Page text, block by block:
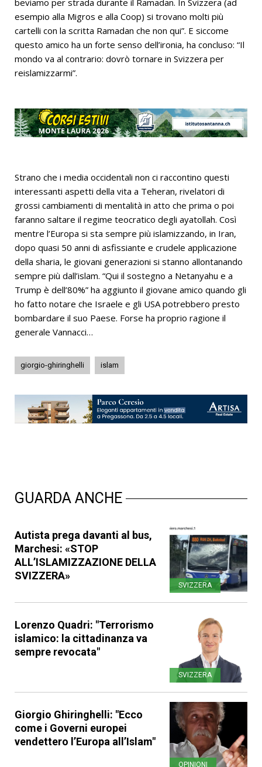
esempio alla Migros e alla Coop) si trovano molti più
cartelli con la scritta Ramadan che non qui”. E siccome
questo amico ha un forte senso dell’ironia, ha concluso: “Il
mondo va al contrario: dovrò tornare in Svizzera per
reislamizzarmi”.
Strano che i media occidentali non ci raccontino questi
interessanti aspetti della vita a Teheran, rivelatori di
grossi cambiamenti di mentalità in atto che prima o poi
faranno saltare il regime teocratico degli ayatollah. Così
mentre l’Europa si sta sempre più islamizzando, in Iran,
dopo quasi 50 anni di asfissiante e crudele applicazione
della sharia, le giovani generazioni si stanno allontanando
sempre più dall’islam. “Qui il sostegno a Netanyahu e a
Trump è dell’80%” ha aggiunto il giovane amico quando gli
ho fatto notare che Israele e gli USA potrebbero presto
bombardare il suo Paese. Forse ha proprio ragione il
generale Vannacci…
giorgio-ghiringhelli islam
GUARDA ANCHE
Autista prega davanti al bus,
Marchesi: «STOP
ALL’ISLAMIZZAZIONE DELLA
SVIZZERA»
SVIZZERA
Lorenzo Quadri: "Terrorismo
islamico: la cittadinanza va
sempre revocata"
SVIZZERA
Giorgio Ghiringhelli: "Ecco
come i Governi europei
vendettero l’Europa all’Islam"
OPINIONI